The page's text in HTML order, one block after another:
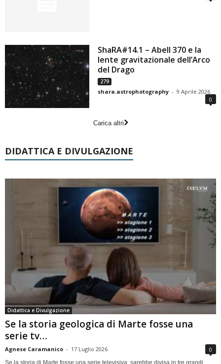
ShaRA#14.1 – Abell 370 e la
lente gravitazionale dell’Arco
del Drago
279
shara.astrophotography - 9 Aprile 2026
0
Carica altri
DIDATTICA E DIVULGAZIONE
Didattica e Divulgazione
Se la storia geologica di Marte fosse una
serie tv…
Agnese Caramanico - 17 Luglio 2026 0